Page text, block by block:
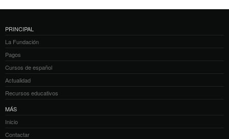
PRINCIPAL
La Fundación
Pagos
Cursos de español
Actualidad
Recursos educativos
MÁS
Inicio
Contactar